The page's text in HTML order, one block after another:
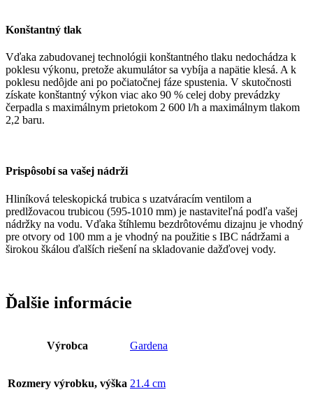
Konštantný tlak
Vďaka zabudovanej technológii konštantného tlaku nedochádza k
poklesu výkonu, pretože akumulátor sa vybíja a napätie klesá. A k
poklesu nedôjde ani po počiatočnej fáze spustenia. V skutočnosti
získate konštantný výkon viac ako 90 % celej doby prevádzky
čerpadla s maximálnym prietokom 2 600 l/h a maximálnym tlakom
2,2 baru.
Prispôsobí sa vašej nádrži
Hliníková teleskopická trubica s uzatváracím ventilom a
predlžovacou trubicou (595-1010 mm) je nastaviteľná podľa vašej
nádržky na vodu. Vďaka štíhlemu bezdrôtovému dizajnu je vhodný
pre otvory od 100 mm a je vhodný na použitie s IBC nádržami a
širokou škálou ďalších riešení na skladovanie dažďovej vody.
Ďalšie informácie
Výrobca Gardena
Rozmery výrobku, výška 21.4 cm